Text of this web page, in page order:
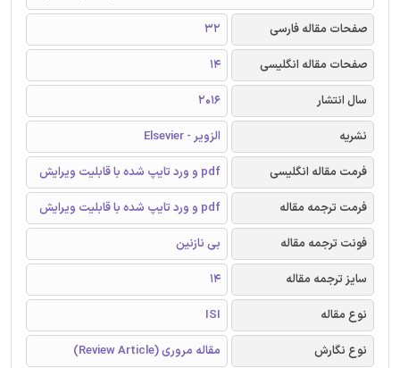
صفحات مقاله فارسی
32
صفحات مقاله انگلیسی
14
سال انتشار
2016
نشریه
الزویر - Elsevier
فرمت مقاله انگلیسی
pdf و ورد تایپ شده با قابلیت ویرایش
فرمت ترجمه مقاله
pdf و ورد تایپ شده با قابلیت ویرایش
فونت ترجمه مقاله
بی نازنین
سایز ترجمه مقاله
14
نوع مقاله
ISI
نوع نگارش
مقاله مروری (Review Article)